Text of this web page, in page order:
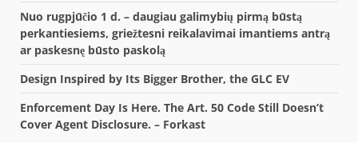
Nuo rugpjūčio 1 d. – daugiau galimybių pirmą būstą
perkantiesiems, griežtesni reikalavimai imantiems antrą
ar paskesnę būsto paskolą
Design Inspired by Its Bigger Brother, the GLC EV
Enforcement Day Is Here. The Art. 50 Code Still Doesn’t
Cover Agent Disclosure. – Forkast